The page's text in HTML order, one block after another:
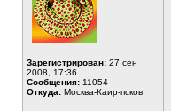
Зарегистрирован: 27 сен
2008, 17:36
Сообщения: 11054
Откуда: Москва-Каир-псков